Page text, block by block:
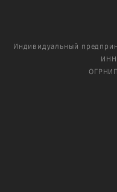
Индивидуальный
ОГРНИП